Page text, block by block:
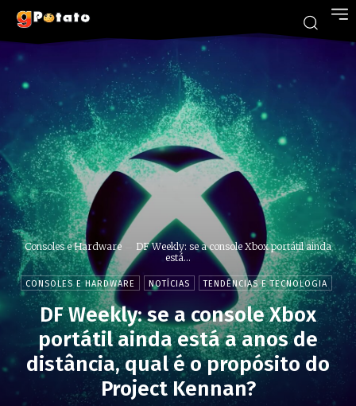
Consoles e Hardware
DF Weekly: se a console Xbox portátil ainda
está...
CONSOLES E HARDWARE NOTÍCIAS TENDÊNCIAS E TECNOLOGIA
DF Weekly: se a console Xbox
portátil ainda está a anos de
distância, qual é o propósito do
Project Kennan?